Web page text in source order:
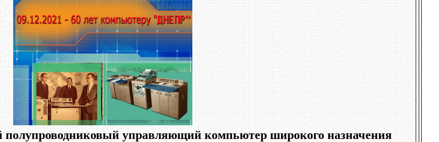
управляющий компьютер широкого назначения